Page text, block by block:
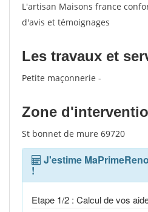
L'artisan Maisons france
d'avis et témoignages
Les travaux et
Petite maçonnerie -
Zone
St bonnet de mure 69720